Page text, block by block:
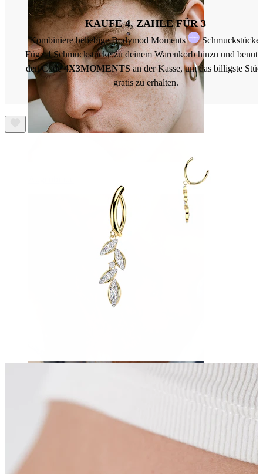
KAUFE 4, ZAHLE FÜR 3
Kombiniere beliebige Bodymod Moments
Schmuckstücke.
Füge 4 Schmuckstücke zu deinem Warenkorb hinzu und
den Code4X3MOMENTSan der Kasse, um das billigste
gratis zu erhalten.